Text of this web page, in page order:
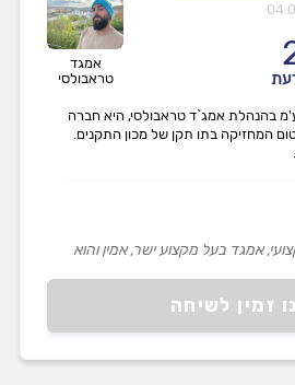
אמגד
טראבולסי
זמין לשיחה
בהנהלת אמג`ד טראבולסי, היא חברה
המחזיקה בתו תקן של מכון התקנים.
אמגד בעל מקצוע ישר, אמין והוא